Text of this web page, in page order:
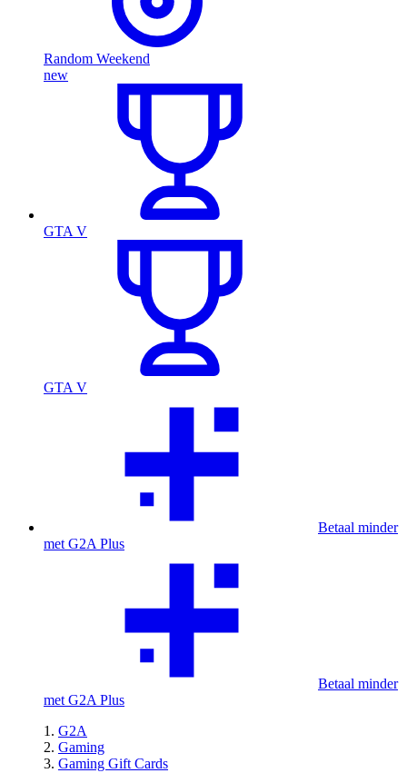
Random Weekend
new
GTA V
GTA V
Betaal minder
met G2A Plus
Betaal minder
met G2A Plus
G2A
Gaming
Gaming Gift Cards